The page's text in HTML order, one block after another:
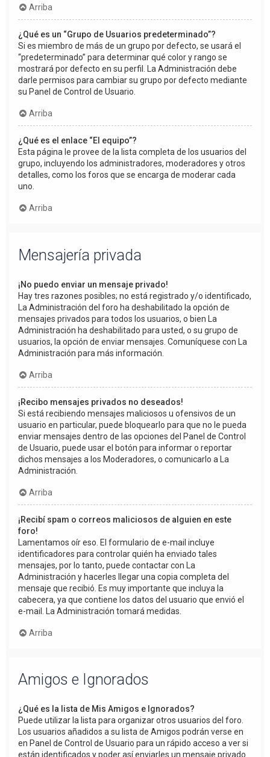
Arriba
¿Qué es un “Grupo de Usuarios predeterminado”?
Si es miembro de más de un grupo por defecto, se usará el
“predeterminado” para determinar qué color y rango se
mostrará por defecto en su perfil. La Administración debe
darle permisos para cambiar su grupo por defecto mediante
su Panel de Control de Usuario.
Arriba
¿Qué es el enlace “El equipo”?
Esta página le provee de la lista completa de los usuarios del
grupo, incluyendo los administradores, moderadores y otros
detalles, como los foros que se encarga de moderar cada
uno.
Arriba
Mensajería privada
¡No puedo enviar un mensaje privado!
Hay tres razones posibles; no está registrado y/o identificado,
La Administración del foro ha deshabilitado la opción de
mensajes privados para todos los usuarios, o bien La
Administración ha deshabilitado para usted, o su grupo de
usuarios, la opción de enviar mensajes. Comuníquese con La
Administración para más información.
Arriba
¡Recibo mensajes privados no deseados!
Si está recibiendo mensajes maliciosos u ofensivos de un
usuario en particular, puede bloquearlo para que no le pueda
enviar mensajes dentro de las opciones del Panel de Control
de Usuario, puede usar el botón para informar o reportar
dichos mensajes a los Moderadores, o comunicarlo a La
Administración.
Arriba
¡Recibí spam o correos maliciosos de alguien en este
foro!
Lamentamos oír eso. El formulario de e-mail incluye
identificadores para controlar quién ha enviado tales
mensajes, por lo tanto, puede contactar con La
Administración y hacerles llegar una copia completa del
mensaje que recibió. Es muy importante que incluya la
cabecera, ya que contiene los datos del usuario que envió el
e-mail. La Administración tomará medidas.
Arriba
Amigos e Ignorados
¿Qué es la lista de Mis Amigos e Ignorados?
Puede utilizar la lista para organizar otros usuarios del foro.
Los usuarios añadidos a su lista de Amigos podrán verse en
en Panel de Control de Usuario para un rápido acceso a ver si
están identificados y poder así enviarles un mensaje privado.